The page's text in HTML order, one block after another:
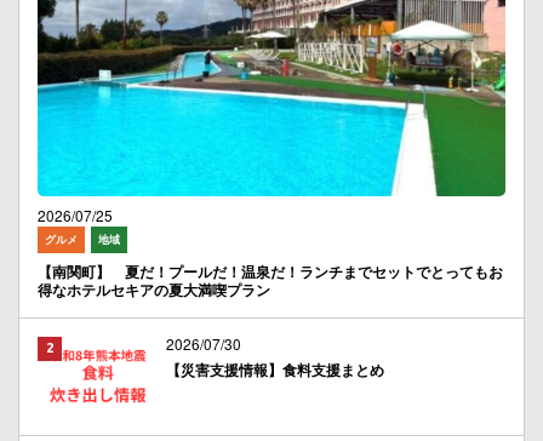
2026/07/25
グルメ 地域
【南関町】 夏だ！プールだ！温泉だ！ランチまでセットでとってもお
得なホテルセキアの夏大満喫プラン
2026/07/30
【災害支援情報】食料支援まとめ